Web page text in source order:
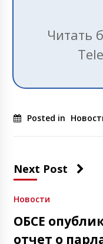
Читать
Posted in
Next Post
Новости
ОБСЕ
отчет о